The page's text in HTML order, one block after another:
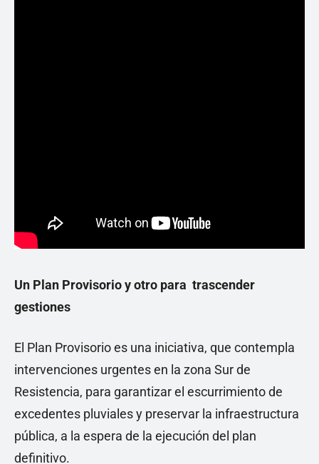
Un Plan Provisorio y otro para trascender
gestiones
El Plan Provisorio es una iniciativa, que contempla
intervenciones urgentes en la zona Sur de
Resistencia, para garantizar el escurrimiento de
excedentes pluviales y preservar la infraestructura
pública, a la espera de la ejecución del plan
definitivo.